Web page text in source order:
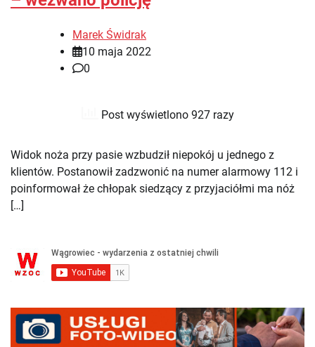
Marek Świdrak
10 maja 2022
0
Post wyświetlono 927 razy
Widok noża przy pasie wzbudził niepokój u jednego z
klientów. Postanowił zadzwonić na numer alarmowy 112 i
poinformował że chłopak siedzący z przyjaciółmi ma nóż
[…]